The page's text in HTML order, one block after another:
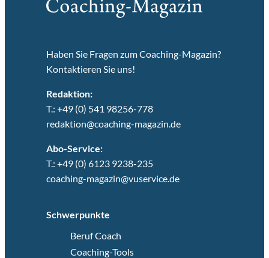
Haben Sie Fragen zum Coaching-Magazin?
Kontaktieren Sie uns!
Redaktion:
T.: +49 (0) 541 98256-778
redaktion@coaching-magazin.de
Abo-Service:
T.: +49 (0) 6123 9238-235
coaching-magazin@vuservice.de
Schwerpunkte
Beruf Coach
Coaching-Tools